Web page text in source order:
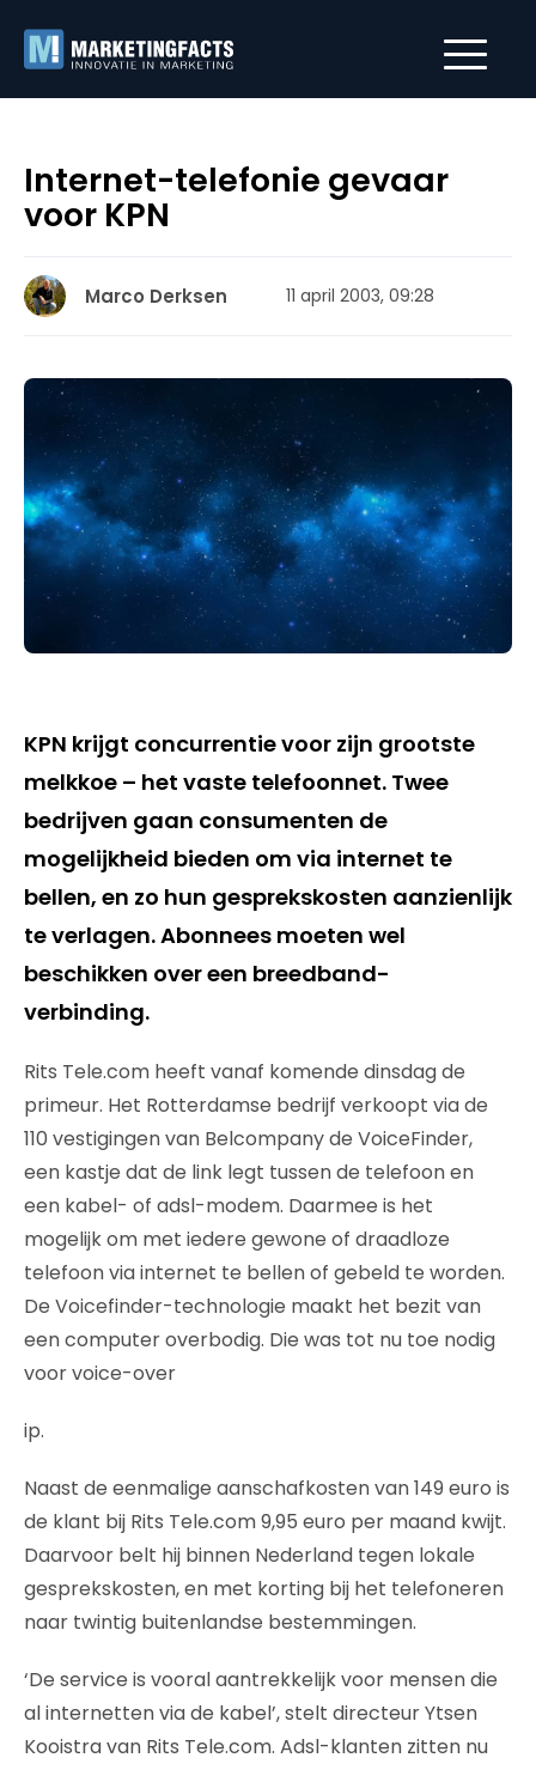
Internet-telefonie gevaar
voor KPN
Marco Derksen 11 april 2003, 09:28
KPN krijgt concurrentie voor zijn grootste
melkkoe – het vaste telefoonnet. Twee
bedrijven gaan consumenten de
mogelijkheid bieden om via internet te
bellen, en zo hun gesprekskosten aanzienlijk
te verlagen. Abonnees moeten wel
beschikken over een breedband-
verbinding.
Rits Tele.com heeft vanaf komende dinsdag de
primeur. Het Rotterdamse bedrijf verkoopt via de
110 vestigingen van Belcompany de VoiceFinder,
een kastje dat de link legt tussen de telefoon en
een kabel- of adsl-modem. Daarmee is het
mogelijk om met iedere gewone of draadloze
telefoon via internet te bellen of gebeld te worden.
De Voicefinder-technologie maakt het bezit van
een computer overbodig. Die was tot nu toe nodig
voor voice-over
ip.
Naast de eenmalige aanschafkosten van 149 euro is
de klant bij Rits Tele.com 9,95 euro per maand kwijt.
Daarvoor belt hij binnen Nederland tegen lokale
gesprekskosten, en met korting bij het telefoneren
naar twintig buitenlandse bestemmingen.
‘De service is vooral aantrekkelijk voor mensen die
al internetten via de kabel’, stelt directeur Ytsen
Kooistra van Rits Tele.com. Adsl-klanten zitten nu